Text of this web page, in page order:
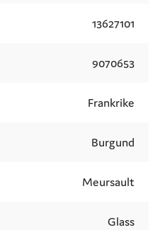
13627101
9070653
Frankrike
Burgund
Meursault
Glass